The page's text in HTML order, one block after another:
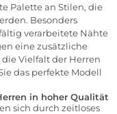
Palette an Stilen, die
Besonders
verarbeitete Nähte
eine zusätzliche
Vielfalt der Herren
das perfekte Modell
in hoher Qualität
sich durch zeitloses